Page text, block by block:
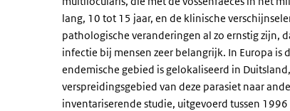
lang, 10 tot 15 jaar, en de klinische
pathologische veranderingen al zo ernstig zijn,
infectie bij mensen zeer belangrijk. In Europa is
endemische gebied is gelokaliseerd in
verspreidingsgebied van deze parasiet naar
inventariserende studie, uitgevoerd tussen